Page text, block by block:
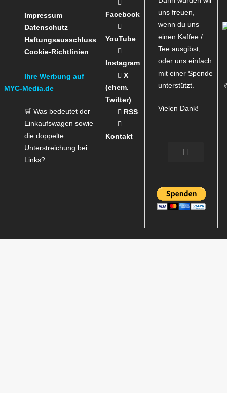
Impressum
Datenschutz
Haftungsausschluss
Cookie-Richtlinien
Ihre Werbung auf
MYC-Media.de
🛒 Was bedeutet der
Einkaufswagen sowie
diedoppelte
Unterstreichung bei
Links?
Facebook
YouTube
Instagram
X
(ehem.
Twitter)
RSS
Kontakt
uns freuen,
wenn du uns
einen Kaffee /
Tee ausgibst,
oder uns einfach
mit einer Spende
unterstützt.
Vielen Dank!